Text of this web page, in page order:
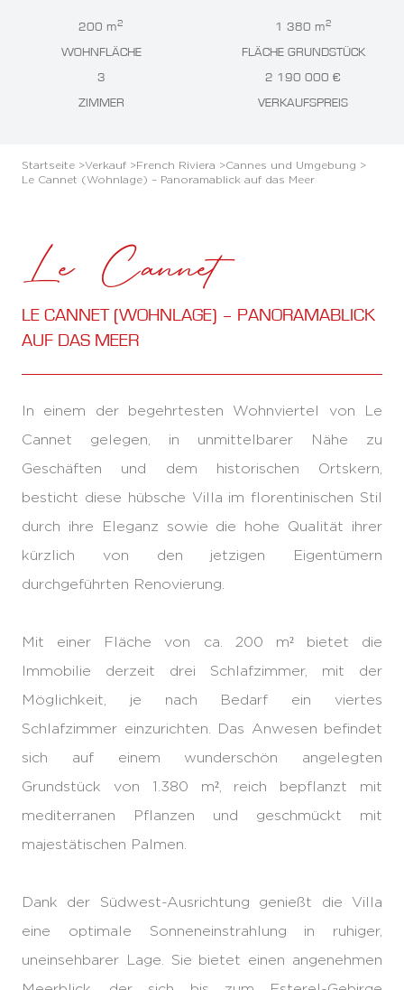
200 m2
WOHNFLÄCHE
1 380 m2
FLÄCHE GRUNDSTÜCK
3
ZIMMER
2 190 000 €
VERKAUFSPREIS
Startseite >Verkauf >French Riviera >Cannes und Umgebung >
Le Cannet (Wohnlage) – Panoramablick auf das Meer
Le Cannet
LE CANNET (WOHNLAGE) – PANORAMABLICK
AUF DAS MEER
In einem der begehrtesten Wohnviertel von Le
Cannet gelegen, in unmittelbarer Nähe zu
Geschäften und dem historischen Ortskern,
besticht diese hübsche Villa im florentinischen Stil
durch ihre Eleganz sowie die hohe Qualität ihrer
kürzlich von den jetzigen Eigentümern
durchgeführten Renovierung.
Mit einer Fläche von ca. 200 m² bietet die
Immobilie derzeit drei Schlafzimmer, mit der
Möglichkeit, je nach Bedarf ein viertes
Schlafzimmer einzurichten. Das Anwesen befindet
sich auf einem wunderschön angelegten
Grundstück von 1.380 m², reich bepflanzt mit
mediterranen Pflanzen und geschmückt mit
majestätischen Palmen.
Dank der Südwest-Ausrichtung genießt die Villa
eine optimale Sonneneinstrahlung in ruhiger,
uneinsehbarer Lage. Sie bietet einen angenehmen